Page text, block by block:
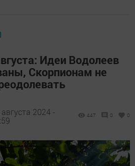
Идеи Водолеев
Скорпионам не
2024 -
447 0 0